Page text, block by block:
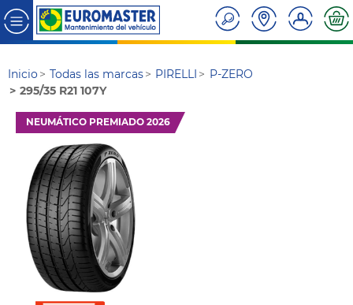
Inicio Todas las marcas PIRELLI
P-ZERO
295/35 R21 107Y
NEUMÁTICO PREMIADO 2026